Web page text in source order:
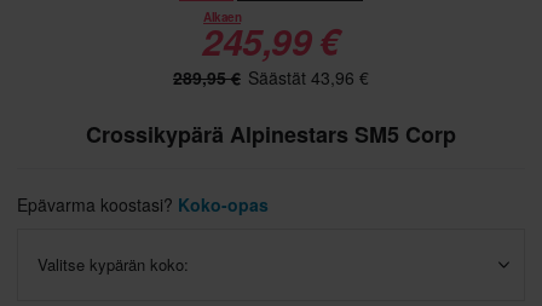
Alkaen
245,99 €
289,95 € Säästät 43,96 €
Crossikypärä Alpinestars SM5 Corp
Epävarma koostasi? Koko-opas
Valitse kypärän koko: